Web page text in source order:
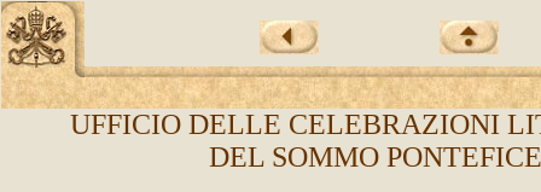
UFFICIO DELLE CELEBRAZIONI
DEL SOMMO PONTEFICE